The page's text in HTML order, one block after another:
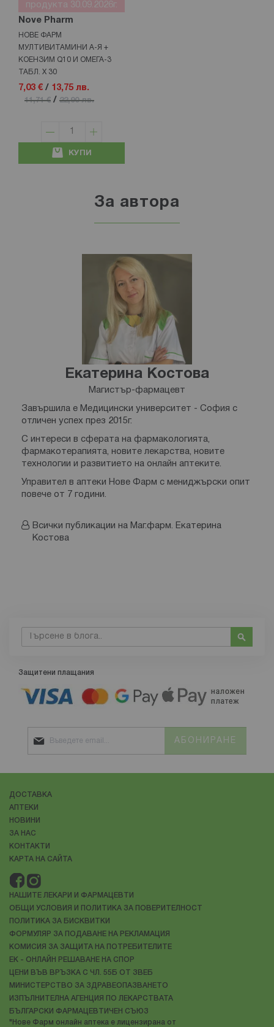
продукта 30.09.2026г.
Nove Pharm
НОВЕ ФАРМ
МУЛТИВИТАМИНИ А-Я +
КОЕНЗИМ Q10 И ОМЕГА-3
ТАБЛ. Х 30
7,03 € / 13,75 лв.
11,71 € / 22,90 лв.
КУПИ
За автора
Екатерина Костова
Магистър-фармацевт
Завършила е Медицински университет - София с
отличен успех през 2015г.
С интереси в сферата на фармакологията,
фармакотерапията, новите лекарства, новите
технологии и развитието на онлайн аптеките.
Управител в аптеки Нове Фарм с мениджърски опит
повече от 7 години.
Всички публикации на Маг.фарм. Екатерина
Костова
Търсене
Защитени плащания
АБОНИРАНЕ
ДОСТАВКА
АПТЕКИ
НОВИНИ
ЗА НАС
КОНТАКТИ
КАРТА НА САЙТА
НАШИТЕ ЛЕКАРИ И ФАРМАЦЕВТИ
ОБЩИ УСЛОВИЯ И ПОЛИТИКА ЗА ПОВЕРИТЕЛНОСТ
ПОЛИТИКА ЗА БИСКВИТКИ
ФОРМУЛЯР ЗА ПОДАВАНЕ НА РЕКЛАМАЦИЯ
КОМИСИЯ ЗА ЗАЩИТА НА ПОТРЕБИТЕЛИТЕ
ЕК - ОНЛАЙН РЕШАВАНЕ НА СПОР
ЦЕНИ ВЪВ ВРЪЗКА С ЧЛ. 55Б ОТ ЗВЕБ
МИНИСТЕРСТВО ЗА ЗДРАВЕОПАЗВАНЕТО
ИЗПЪЛНИТЕЛНА АГЕНЦИЯ ПО ЛЕКАРСТВАТА
БЪЛГАРСКИ ФАРМАЦЕВТИЧЕН СЪЮЗ
"Нове Фарм онлайн аптека е лицензирана от